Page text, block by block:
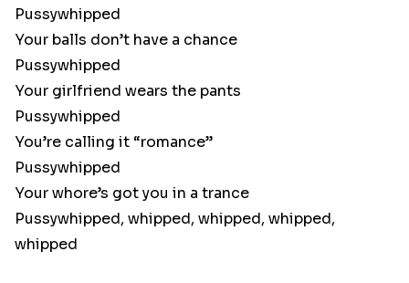
Pussywhipped
Your balls don’t have a chance
Pussywhipped
Your girlfriend wears the pants
Pussywhipped
You’re calling it “romance”
Pussywhipped
Your whore’s got you in a trance
Pussywhipped, whipped, whipped, whipped,
whipped